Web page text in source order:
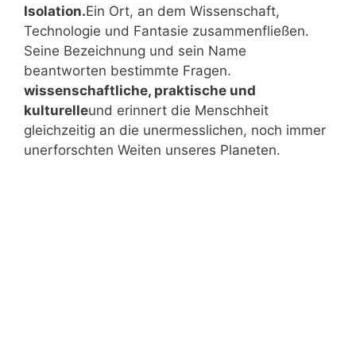
Isolation.Ein Ort, an dem Wissenschaft,
Technologie und Fantasie zusammenfließen.
Seine Bezeichnung und sein Name
beantworten bestimmte Fragen.
wissenschaftliche, praktische und
kulturelleund erinnert die Menschheit
gleichzeitig an die unermesslichen, noch immer
unerforschten Weiten unseres Planeten.